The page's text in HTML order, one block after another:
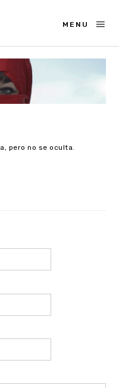
MENU
pero no se oculta.